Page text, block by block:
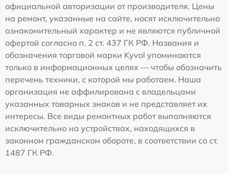
официальной авторизации от производителя. Цены
на ремонт, указанные на сайте, носят исключительно
ознакомительный характер и не являются публичной
офертой согласно п. 2 ст. 437 ГК РФ. Названия и
обозначения торговой марки Kyvol упоминаются
только в информационных целях — чтобы обозначить
перечень техники, с которой мы работаем. Наша
организация не аффилирована с владельцами
указанных товарных знаков и не представляет их
интересы. Все виды ремонтных работ выполняются
исключительно на устройствах, находящихся в
законном гражданском обороте, в соответствии со ст.
1487 ГК РФ.